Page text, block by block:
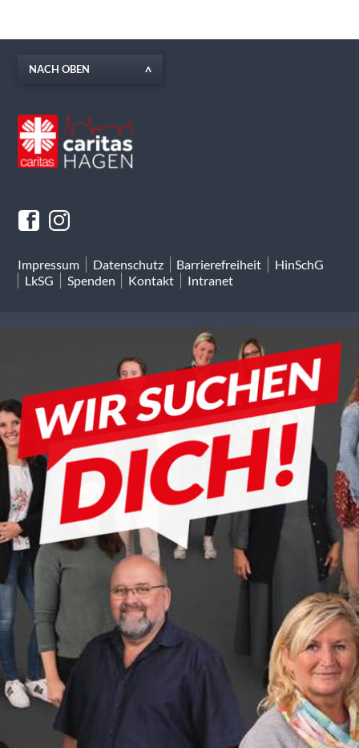
NACH OBEN
Impressum Datenschutz Barrierefreiheit
HinSchG
LkSG
Spenden Kontakt Intranet